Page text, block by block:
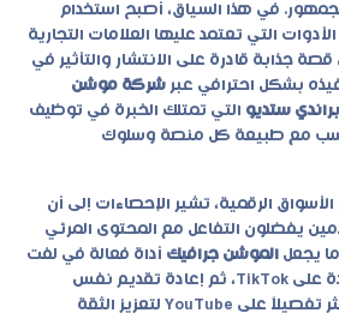
في هذا السياق، أصبح استخدام
التي تعتمد عليها العلامات التجارية
قصة جذابة قادرة على الانتشار والتأثير في
بشكل احترافي عبر شركة موشن
براندي ستديو التي تمتلك الخبرة في توظيف
مع طبيعة كل منصة وسلوك
الرقمية، تشير الإحصاءات إلى أن
يفضلون التفاعل مع المحتوى المرئي
يجعل الموشن جرافيك أداة فعالة في لفت
الانتباه خلال ثوانٍ معدودة على TikTok، ثم إعادة تقديم نفس
الفكرة بشكل أعمق وأكثر تفصيلاً على YouTube لتعزيز الثقة